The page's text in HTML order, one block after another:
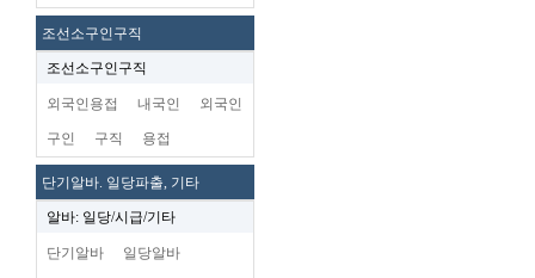
조선소구인구직
조선소구인구직
외국인용접 내국인 외국인
구인 구직 용접
단기알바. 일당파출, 기타
알바: 일당/시급/기타
단기알바 일당알바